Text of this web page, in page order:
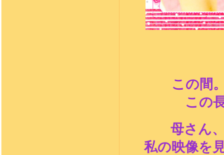
この間
この
母さん
私の映像を